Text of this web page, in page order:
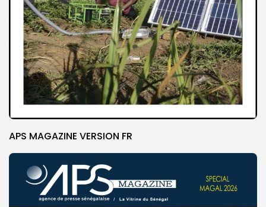
APS MAGAZINE VERSION FR